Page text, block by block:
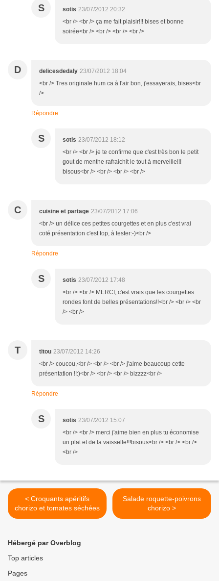
S sotis 23/07/2012 20:32
<br /> <br /> ça me fait plaisir!!! bises et bonne
soirée<br /> <br /> <br /> <br />
D delicesdedaly 23/07/2012 18:04
<br /> Tres originale hum ca à l'air bon, j'essayerais, bises<br
/>
Répondre
S sotis 23/07/2012 18:12
<br /> <br /> je te confirme que c'est très bon le petit
gout de menthe rafraichit le tout à merveille!!!
bisous<br /> <br /> <br /> <br />
C cuisine et partage 23/07/2012 17:06
<br /> un délice ces petites courgettes et en plus c'est vrai
coté présentation c'est top, à tester:-)<br />
Répondre
S sotis 23/07/2012 17:48
<br /> <br /> MERCI, c'est vrais que les courgettes
rondes font de belles présentations!!<br /> <br /> <br
/> <br />
T titou 23/07/2012 14:26
<br /> coucou,<br /> <br /> <br /> j'aime beaucoup cette
présentation !!:)<br /> <br /> <br /> bizzzz<br />
Répondre
S sotis 23/07/2012 15:07
<br /> <br /> merci j'aime bien en plus tu économise
un plat et de la vaisselle!!!bisous<br /> <br /> <br />
<br />
< Croquants apéritifs
chorizo et tomates séchées
Salade roquette-poivrons
chorizo >
Hébergé par Overblog
Top articles
Pages